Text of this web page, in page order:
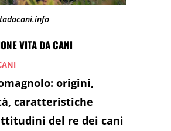
VITA DA CANI
origini,
caratteristiche
del re dei cani